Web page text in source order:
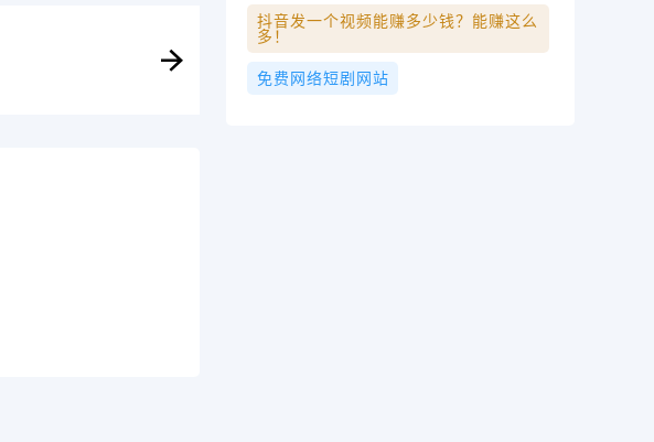
抖音发一个视频能赚多少钱？能赚这么
多！
免费网络短剧网站